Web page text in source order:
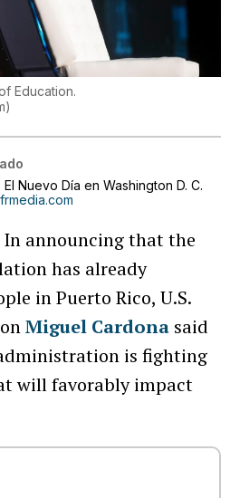
Education.
)
Nuevo Día en Washington D. C.
In announcing that the
has already
in Puerto Rico, U.S.
Miguel Cardona said
is fighting
will favorably impact